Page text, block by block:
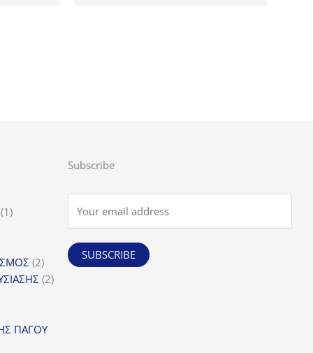
11
22
προϊόντα
22
ΠΑΓΟΥ
Subscribe
SUBSCRIBE